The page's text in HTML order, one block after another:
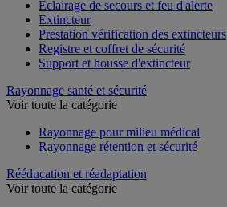
Éclairage de secours et feu d'alerte
Extincteur
Prestation vérification des extincteurs
Registre et coffret de sécurité
Support et housse d'extincteur
Rayonnage santé et sécurité
Voir toute la catégorie
Rayonnage pour milieu médical
Rayonnage rétention et sécurité
Rééducation et réadaptation
Voir toute la catégorie